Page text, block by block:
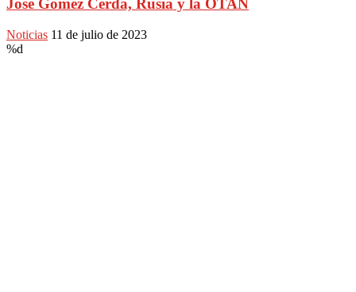
Jose Gomez Cerda, Rusia y la OTAN
Noticias 11 de julio de 2023
%d